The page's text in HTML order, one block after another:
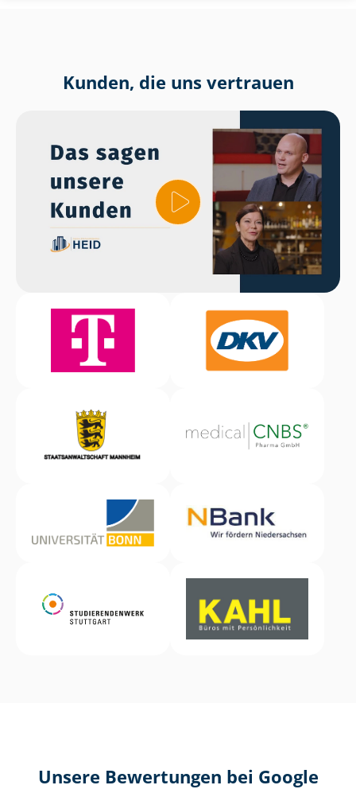
Kunden, die uns vertrauen
Unsere Bewertungen bei Google